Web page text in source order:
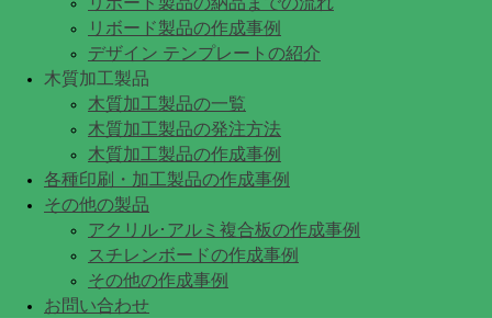
リボード製品の作成事例
デザイン テンプレートの紹介
木質加工製品
木質加工製品の一覧
木質加工製品の発注方法
木質加工製品の作成事例
各種印刷・加工製品の作成事例
その他の製品
アクリル･アルミ複合板の作成事例
スチレンボードの作成事例
その他の作成事例
お問い合わせ